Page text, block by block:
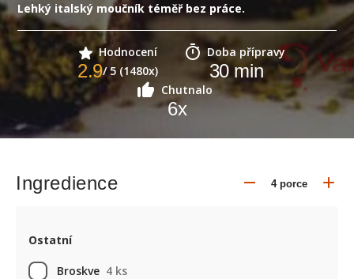
Lehký italský moučník téměř bez práce.
Hodnocení
2.9/ 5 (1480x)
Doba přípravy
30min
Chutnalo
6x
Ingredience
Ostatní
Broskve 4 ks